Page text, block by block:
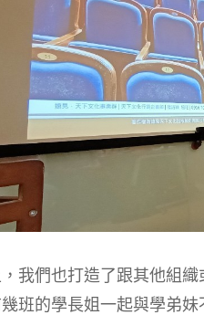
我們也打造了跟其他組織
班的學長姐一起與學弟妹